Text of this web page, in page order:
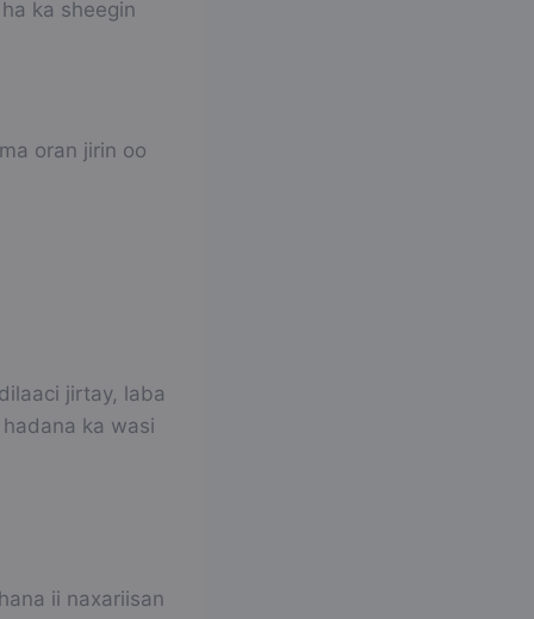
ka sheegin
oran jirin oo
jirtay, laba
ka wasi
ii naxariisan